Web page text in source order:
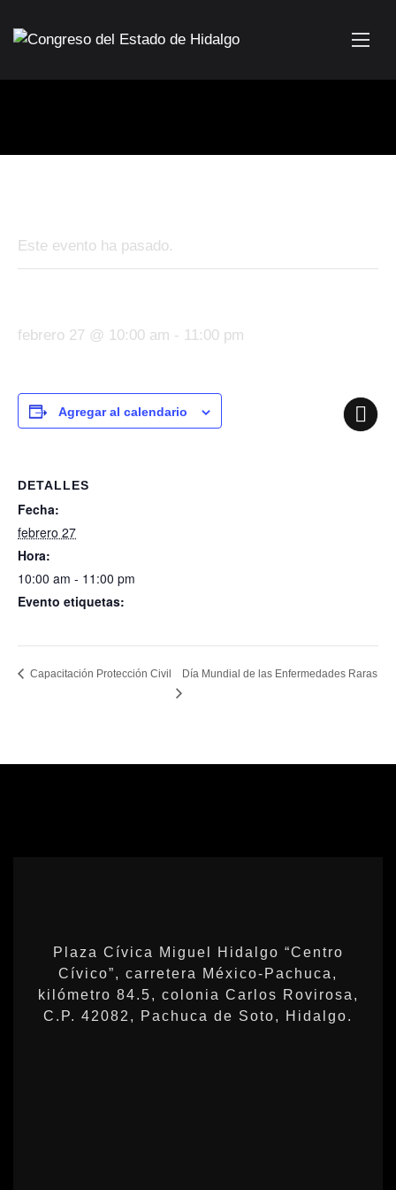
Este evento ha pasado.
febrero 27 @ 10:00 am - 11:00 pm
Agregar al calendario
DETALLES
Fecha:
febrero 27
Hora:
10:00 am - 11:00 pm
Evento etiquetas:
Capacitación Protección Civil Día Mundial de las Enfermedades Raras
Plaza Cívica Miguel Hidalgo “Centro
Cívico”, carretera México-Pachuca,
kilómetro 84.5, colonia Carlos Rovirosa,
C.P. 42082, Pachuca de Soto, Hidalgo.